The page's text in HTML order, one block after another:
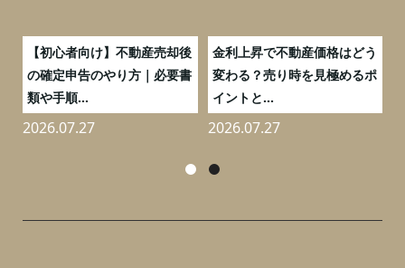
【初心者向け】不動産売却後
の確定申告のやり方｜必要書
類や手順...
2026.07.27
金利上昇で不動産価格はどう
変わる？売り時を見極めるポ
イントと...
2026.07.27